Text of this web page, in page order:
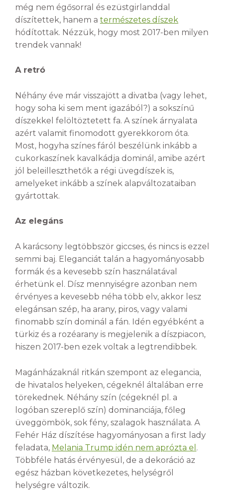
még nem égősorral és ezüstgirlanddal
díszítettek, hanem a természetes díszek
hódítottak. Nézzük, hogy most 2017-ben milyen
trendek vannak!
A retró
Néhány éve már visszajött a divatba (vagy lehet,
hogy soha ki sem ment igazából?) a sokszínű
díszekkel felöltöztetett fa. A színek árnyalata
azért valamit finomodott gyerekkorom óta.
Most, hogyha színes fáról beszélünk inkább a
cukorkaszínek kavalkádja dominál, amibe azért
jól beleilleszthetők a régi üvegdíszek is,
amelyeket inkább a színek alapváltozataiban
gyártottak.
Az elegáns
A karácsony legtöbbször giccses, és nincs is ezzel
semmi baj. Eleganciát talán a hagyományosabb
formák és a kevesebb szín használatával
érhetünk el. Dísz mennyiségre azonban nem
érvényes a kevesebb néha több elv, akkor lesz
elegánsan szép, ha arany, piros, vagy valami
finomabb szín dominál a fán. Idén egyébként a
türkiz és a rozéarany is megjelenik a díszpiacon,
hiszen 2017-ben ezek voltak a legtrendibbek.
Magánházaknál ritkán szempont az elegancia,
de hivatalos helyeken, cégeknél általában erre
törekednek. Néhány szín (cégeknél pl. a
logóban szereplő szín) dominanciája, főleg
üveggömbök, sok fény, szalagok használata. A
Fehér Ház díszítése hagyományosan a first lady
feladata, Melania Trump idén nem aprózta el .
Többféle hatás érvényesül, de a dekoráció az
egész házban következetes, helységről
helységre változik.